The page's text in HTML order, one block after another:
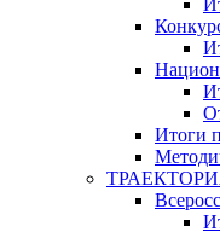
Итоги